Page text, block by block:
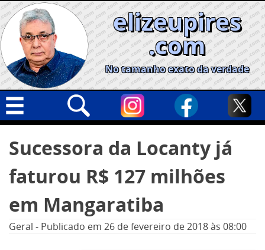
Skip
to
content
elizeupires
.com
No tamanho exato da verdade
Geral
Cidades
por:
Sucessora da Locanty já
faturou R$ 127 milhões
em Mangaratiba
Geral - Publicado em 26 de fevereiro de 2018às 08:00